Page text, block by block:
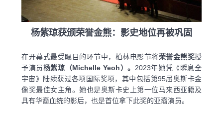
杨紫琼获颁荣誉金熊：影史地位再被巩固
在开幕式最受瞩目的环节中，柏林电影节将荣誉金熊奖授
予演员杨紫琼（Michelle Yeoh）。 2023年她凭《瞬息全
宇宙》陆续获过各项国际奖项，其中包括第95届奥斯卡金
像奖最佳女主角。她也是奥斯卡史上第一位马来西亚籍及
具有华裔血统的影后，也是首位拿下此奖的亚裔演员。